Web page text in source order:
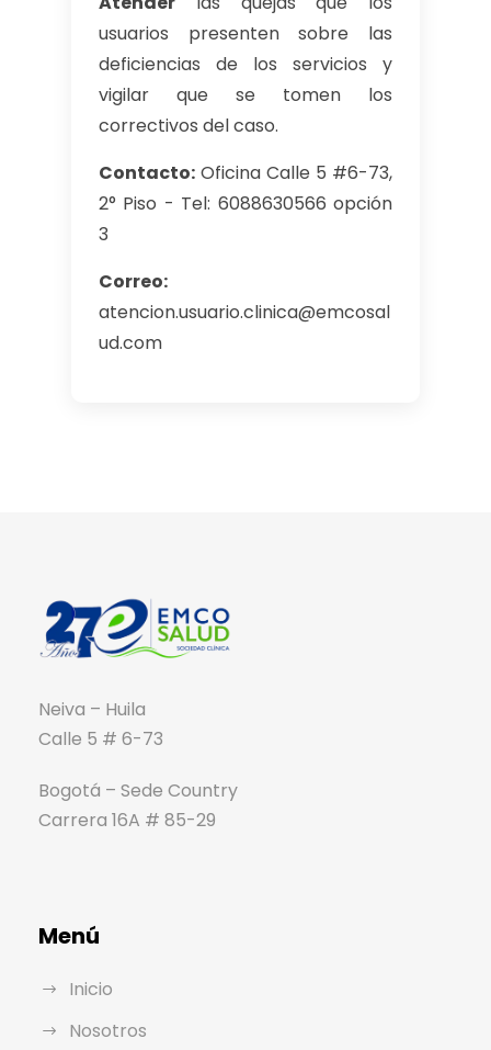
usuarios presenten sobre las
deficiencias de los servicios y
vigilar que se tomen los
correctivos del caso.
Contacto: Oficina Calle 5 #6-73,
2° Piso - Tel: 6088630566 opción
3
Correo:
atencion.usuario.clinica@emcosal
ud.com
Neiva – Huila
Calle 5 # 6-73
Bogotá – Sede Country
Carrera 16A # 85-29
Menú
Inicio
Nosotros